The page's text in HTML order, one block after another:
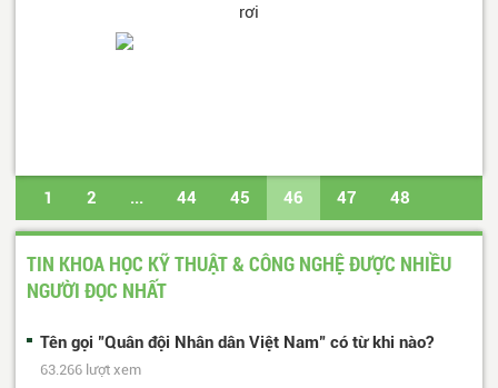
rơi
1 2 ... 44 45 46 47 48
... 50 51 Trang cuối
TIN KHOA HỌC KỸ THUẬT & CÔNG NGHỆ ĐƯỢC NHIỀU
NGƯỜI ĐỌC NHẤT
Tên gọi "Quân đội Nhân dân Việt Nam" có từ khi nào?
63.266 lượt xem